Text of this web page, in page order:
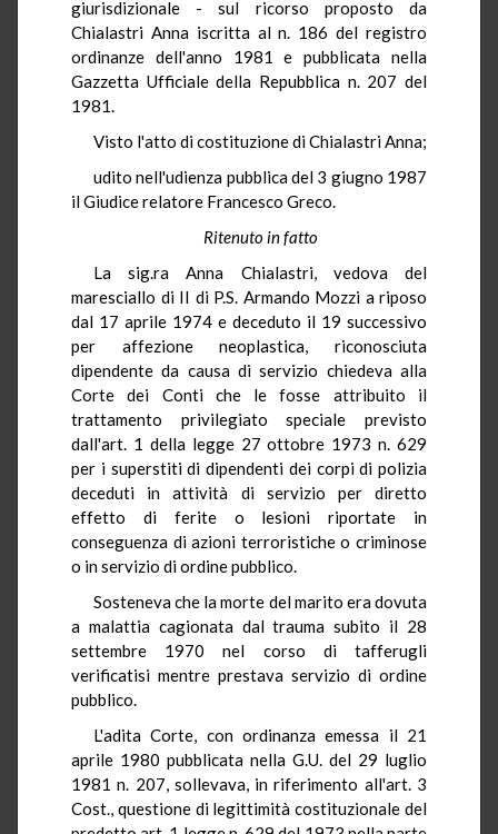
giurisdizionale - sul ricorso proposto da
Chialastri Anna iscritta al n. 186 del registro
ordinanze dell'anno 1981 e pubblicata nella
Gazzetta Ufficiale della Repubblica n. 207 del
1981.
Visto l'atto di costituzione di Chialastri Anna;
udito nell'udienza pubblica del 3 giugno 1987
il Giudice relatore Francesco Greco.
Ritenuto in fatto
La sig.ra Anna Chialastri, vedova del
maresciallo di II di P.S. Armando Mozzi a riposo
dal 17 aprile 1974 e deceduto il 19 successivo
per affezione neoplastica, riconosciuta
dipendente da causa di servizio chiedeva alla
Corte dei Conti che le fosse attribuito il
trattamento privilegiato speciale previsto
dall'art. 1 della legge 27 ottobre 1973 n. 629
per i superstiti di dipendenti dei corpi di polizia
deceduti in attività di servizio per diretto
effetto di ferite o lesioni riportate in
conseguenza di azioni terroristiche o criminose
o in servizio di ordine pubblico.
Sosteneva che la morte del marito era dovuta
a malattia cagionata dal trauma subito il 28
settembre 1970 nel corso di tafferugli
verificatisi mentre prestava servizio di ordine
pubblico.
L'adita Corte, con ordinanza emessa il 21
aprile 1980 pubblicata nella G.U. del 29 luglio
1981 n. 207, sollevava, in riferimento all'art. 3
Cost., questione di legittimità costituzionale del